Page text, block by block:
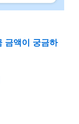
금액이 궁금하